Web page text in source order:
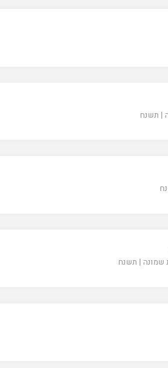
| תשנח
שמונה | תשנח